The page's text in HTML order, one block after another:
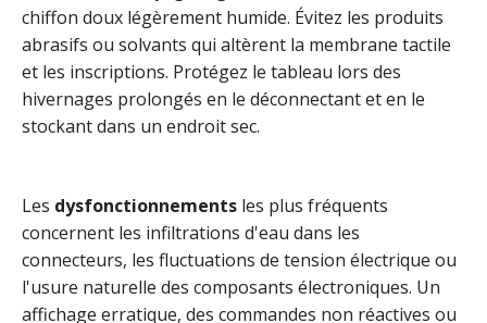
chiffon doux légèrement humide. Évitez les produits
abrasifs ou solvants qui altèrent la membrane tactile
et les inscriptions. Protégez le tableau lors des
hivernages prolongés en le déconnectant et en le
stockant dans un endroit sec.
Les dysfonctionnements les plus fréquents
concernent les infiltrations d'eau dans les
connecteurs, les fluctuations de tension électrique ou
l'usure naturelle des composants électroniques. Un
affichage erratique, des commandes non réactives ou